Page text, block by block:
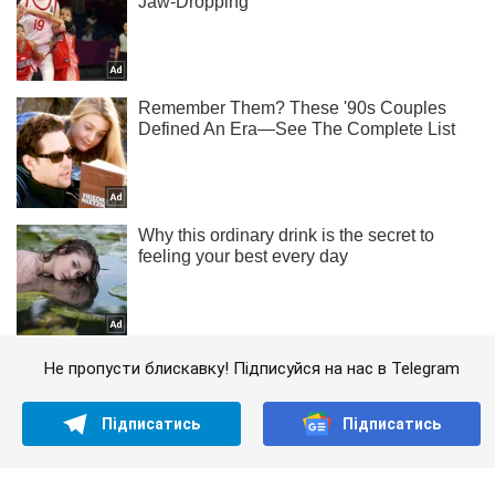
Не пропусти блискавку! Підписуйся на нас в Telegram
Підписатись Підписатись